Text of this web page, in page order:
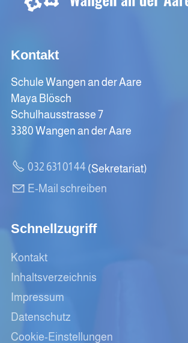
Kontakt
Schule Wangen an der Aare
Maya Blösch
Schulhausstrasse 7
3380 Wangen an der Aare
032 631 01 44 (Sekretariat)
E-Mail schreiben
Schnellzugriff
Kontakt
Inhaltsverzeichnis
Impressum
Datenschutz
Cookie-Einstellungen